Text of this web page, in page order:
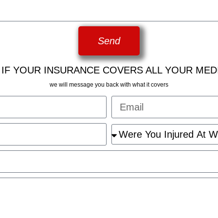
Send
YOUR INSURANCE COVERS ALL YOUR
we will message you back with what it covers